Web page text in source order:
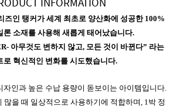
즈인 탱커가 세계 최초로 양산화에 성공한 100%
론 소재를 사용해 새롭게 태어났습니다.
아무것도 변하지 않고, 모든 것이 바뀐다” 라는
로 혁신적인 변화를 시도했습니다.
자인과 높은 수납 용량이 돋보이는 아이템입니다.
많을 때 일상적으로 사용하기에 적합하며, 1박 정